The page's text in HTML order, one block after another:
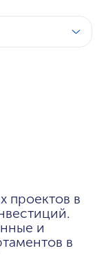
проектов в
и
в